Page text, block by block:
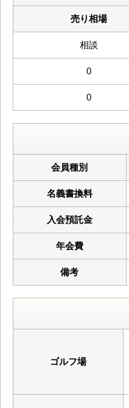
売り相場
相談
0
0
会員種別
名義書換料
入会預託金
年会費
備考
ゴルフ場